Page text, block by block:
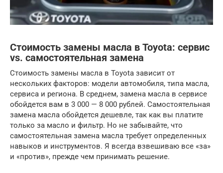
Стоимость замены масла в Toyota: сервис
vs. самостоятельная замена
Стоимость замены масла в Toyota зависит от
нескольких факторов: модели автомобиля, типа масла,
сервиса и региона. В среднем, замена масла в сервисе
обойдется вам в 3 000 — 8 000 рублей. Самостоятельная
замена масла обойдется дешевле, так как вы платите
только за масло и фильтр. Но не забывайте, что
самостоятельная замена масла требует определенных
навыков и инструментов. Я всегда взвешиваю все «за»
и «против», прежде чем принимать решение.